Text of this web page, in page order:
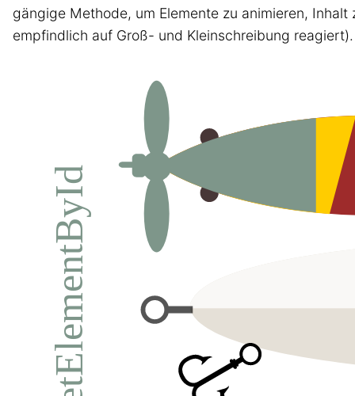
gängige Methode, um Elemente zu animieren,
empfindlich auf Groß- und Kleinschreibung reagiert).